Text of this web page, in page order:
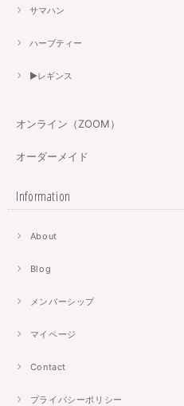
サマハン
ハーブティー
▶︎レギンス
オンライン（ZOOM）
オーダーメイド
Information
About
Blog
メンバーシップ
マイページ
Contact
プライバシーポリシー